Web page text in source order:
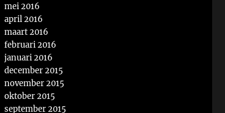
mei 2016
april 2016
maart 2016
februari 2016
januari 2016
december 2015
november 2015
oktober 2015
september 2015